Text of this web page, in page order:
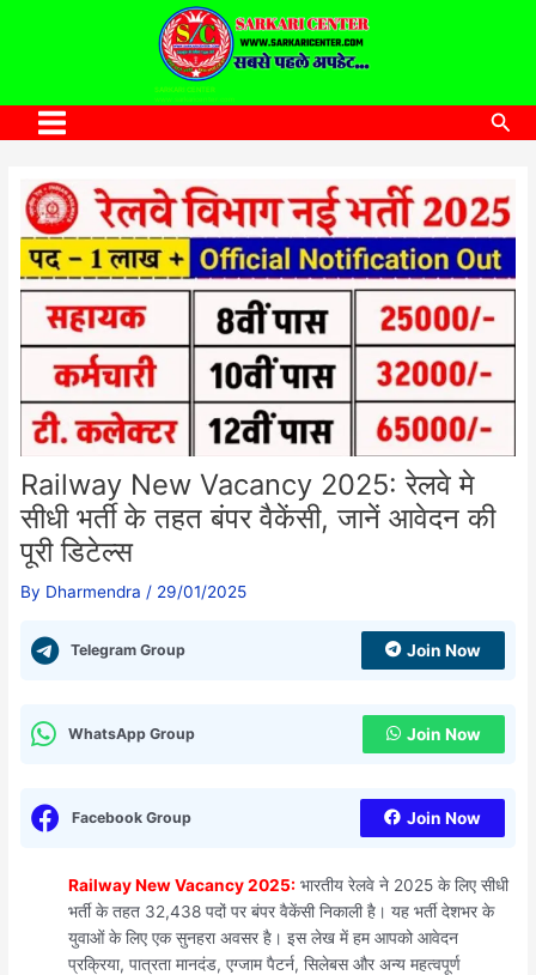
SARKARI CENTER
www.sarkaricenter.com
Main
Railway New Vacancy 2025: रेलवे मे
सीधी भर्ती के तहत बंपर वैकेंसी, जानें आवेदन की
पूरी डिटेल्स
By Dharmendra / 29/01/2025
Telegram Group Join Now
WhatsApp Group Join Now
Facebook Group Join Now
Railway New Vacancy 2025: भारतीय रेलवे ने 2025 के लिए सीधी
भर्ती के तहत 32,438 पदों पर बंपर वैकेंसी निकाली है। यह भर्ती देशभर के
युवाओं के लिए एक सुनहरा अवसर है। इस लेख में हम आपको आवेदन
प्रक्रिया, पात्रता मानदंड, एग्जाम पैटर्न, सिलेबस और अन्य महत्वपूर्ण